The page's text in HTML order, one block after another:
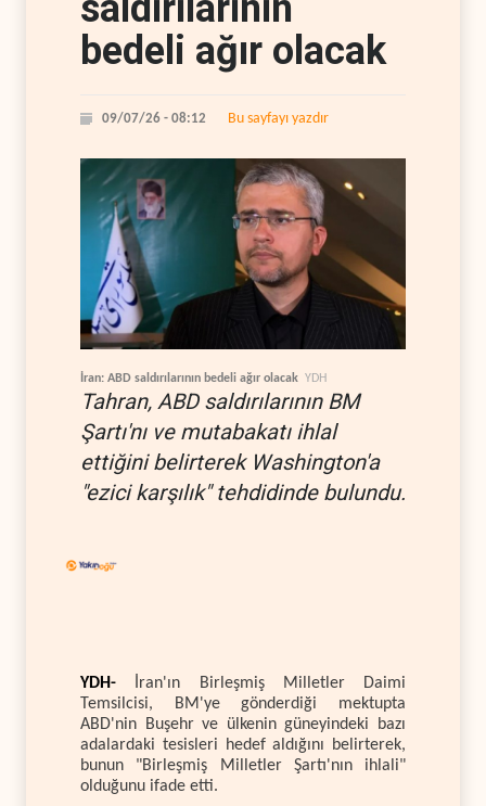
bedeli ağır olacak
09/07/26 - 08:12 Bu sayfayı yazdır
İran: ABD saldırılarının bedeli ağır olacak YDH
Tahran, ABD saldırılarının BM
Şartı'nı ve mutabakatı ihlal
ettiğini belirterek Washington'a
"ezici karşılık" tehdidinde bulundu.
YDH- İran'ın Birleşmiş Milletler Daimi
Temsilcisi, BM'ye gönderdiği mektupta
ABD'nin Buşehr ve ülkenin güneyindeki bazı
adalardaki tesisleri hedef aldığını belirterek,
bunun "Birleşmiş Milletler Şartı'nın ihlali"
olduğunu ifade etti.